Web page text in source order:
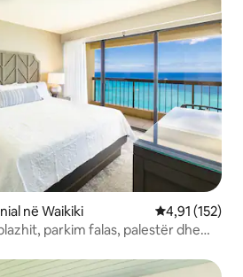
në Waikiki Vlerësimi
4,91 (152)
parkim falas, palestër dhe